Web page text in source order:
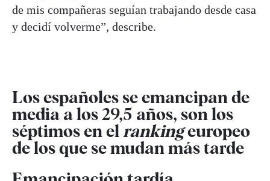
de mis compañeras seguían trabajando desde casa
y decidí volverme”, describe.
Los españoles se emancipan de
media a los 29,5 años, son los
séptimos en el rankingeuropeo
de los que se mudan más tarde